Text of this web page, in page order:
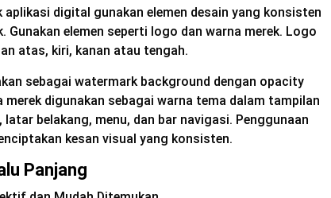
digital gunakan elemen desain yang konsisten
Gunakan elemen seperti logo dan warna merek. Logo
atas, kiri, kanan atau tengah.
sebagai watermark background dengan opacity
merek digunakan sebagai warna tema dalam tampilan
belakang, menu, dan bar navigasi. Penggunaan
kesan visual yang konsisten.
Panjang